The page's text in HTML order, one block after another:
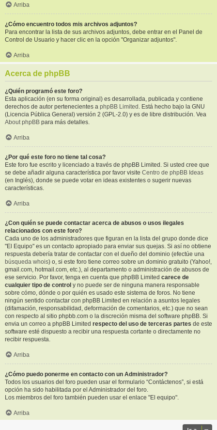
Arriba
¿Cómo encuentro todos mis archivos adjuntos?
Para encontrar la lista de sus archivos adjuntos, debe entrar en el Panel de
Control de Usuario y hacer clic en la opción "Organizar adjuntos".
Arriba
Acerca de phpBB
¿Quién programó este foro?
Esta aplicación (en su forma original) es desarrollada, publicada y contiene
derechos de autor pertenecientes a phpBB Limited . Está hecho bajo la GNU
(Licencia Pública General) versión 2 (GPL-2.0) y es de libre distribución. Vea
About phpBB para más detalles.
Arriba
¿Por qué este foro no tiene tal cosa?
Este foro fue escrito y licenciado a través de phpBB Limited. Si usted cree que
se debe añadir alguna característica por favor visite Centro de phpBB Ideas
(en Inglés), donde se puede votar en ideas existentes o sugerir nuevas
características.
Arriba
¿Con quién se puede contactar acerca de abusos o usos ilegales
relacionados con este foro?
Cada uno de los administradores que figuran en la lista del grupo donde dice
"El Equipo" es un contacto apropiado para enviar sus quejas. Si así no obtiene
respuesta debería tratar de contactar con el dueño del dominio (efectúe una
búsqueda whois) o, si este foro tiene correo sobre un dominio gratuito (Yahoo!,
gmail.com, hotmail.com, etc.), al departamento o administración de abusos de
ese servicio. Por favor, tenga en cuenta que phpBB Limited carece de
cualquier tipo de control y no puede ser de ninguna manera responsable
sobre cómo, dónde o por quién es usado este sistema de foros. No tiene
ningún sentido contactar con phpBB Limited en relación a asuntos legales
(difamación, responsabilidad, deformación de comentarios, etc.) que no sean
con respecto al sitio phpbb.com o la discreción misma del software phpBB. Si
envia un correo a phpBB Limited respecto del uso de terceras partes de este
software esté dispuesto a recibir una respuesta cortante o directamente no
recibir respuesta.
Arriba
¿Cómo puedo ponerme en contacto con un Administrador?
Todos los usuarios del foro pueden usar el formulario “Contáctenos”, si está
opción ha sido habilitada por el Administrador del foro.
Los miembros del foro también pueden usar el enlace "El equipo".
Arriba